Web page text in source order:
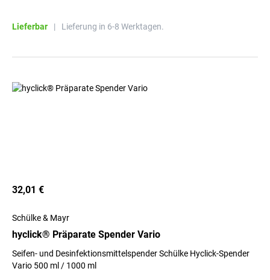
Lieferbar | Lieferung in 6-8 Werktagen.
32,01 €
Schülke & Mayr
hyclick® Präparate Spender Vario
Seifen- und Desinfektionsmittelspender Schülke Hyclick-Spender
Vario 500 ml / 1000 ml